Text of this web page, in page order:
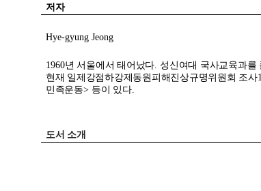
저자
Hye-gyung Jeong
1960년 서울에서 태어났다. 성신여대 국사교육과를
현재 일제강점하강제동원피해진상규명위원회 조사1
민족운동> 등이 있다.
도서 소개